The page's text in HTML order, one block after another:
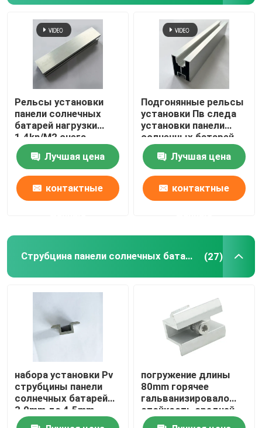
Рельсы установки
панели солнечных
батарей нагрузки
1.4kn/M2 снега
алюминиевые
анодируя 1.2mm
Лучшая цена
контактные
Подгонянные рельсы
установки Пв следа
установки панели
солнечных батарей
крыши солнечная
РастпроофЛучшая цена
контактные
Струбцина панели солнечных батарей средняя (27)
набора установки Pv
струбцины панели
солнечных батарей
3.0mm до 4.5mm
установка
погружение длины
80mm горячее
гальванизировало
стойкость средней
струбцины панели